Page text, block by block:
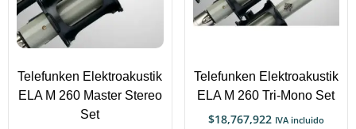
Telefunken Elektroakustik
ELA M 260 Master Stereo
Set
Telefunken Elektroakustik
ELA M 260 Tri-Mono Set
$18,767,922 IVA incluido